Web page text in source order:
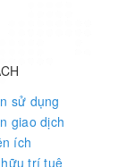
sử dụng
giao dịch
ích
trí tuệ